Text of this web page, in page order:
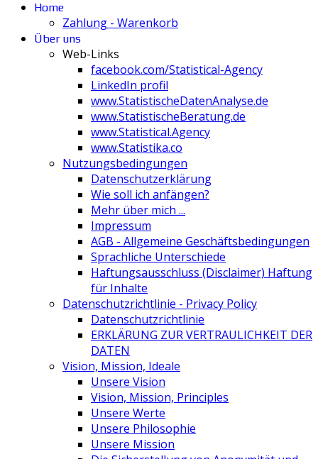
Home
Zahlung - Warenkorb
Über uns
Web-Links
facebook.com/Statistical-Agency
LinkedIn profil
www.StatistischeDatenAnalyse.de
www.StatistischeBeratung.de
www.Statistical.Agency
www.Statistika.co
Nutzungsbedingungen
Datenschutzerklärung
Wie soll ich anfängen?
Mehr über mich ...
Impressum
AGB - Allgemeine Geschäftsbedingungen
Sprachliche Unterschiede
Haftungsausschluss (Disclaimer) Haftung
für Inhalte
Datenschutzrichtlinie - Privacy Policy
Datenschutzrichtlinie
ERKLÄRUNG ZUR VERTRAULICHKEIT DER
DATEN
Vision, Mission, Ideale
Unsere Vision
Vision, Mission, Principles
Unsere Werte
Unsere Philosophie
Unsere Mission